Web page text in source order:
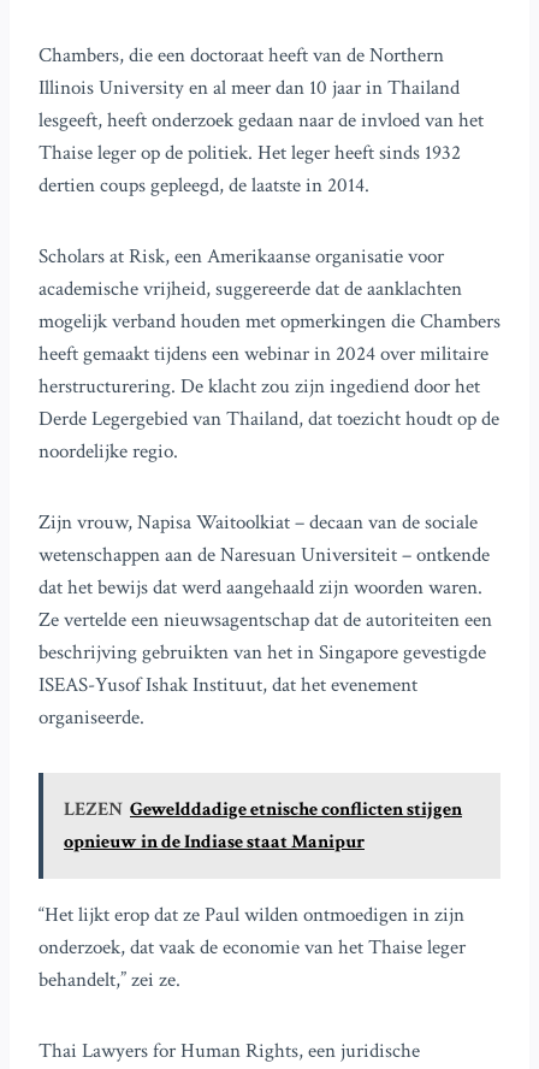
Chambers, die een doctoraat heeft van de Northern
Illinois University en al meer dan 10 jaar in Thailand
lesgeeft, heeft onderzoek gedaan naar de invloed van het
Thaise leger op de politiek. Het leger heeft sinds 1932
dertien coups gepleegd, de laatste in 2014.
Scholars at Risk, een Amerikaanse organisatie voor
academische vrijheid, suggereerde dat de aanklachten
mogelijk verband houden met opmerkingen die Chambers
heeft gemaakt tijdens een webinar in 2024 over militaire
herstructurering. De klacht zou zijn ingediend door het
Derde Legergebied van Thailand, dat toezicht houdt op de
noordelijke regio.
Zijn vrouw, Napisa Waitoolkiat – decaan van de sociale
wetenschappen aan de Naresuan Universiteit – ontkende
dat het bewijs dat werd aangehaald zijn woorden waren.
Ze vertelde een nieuwsagentschap dat de autoriteiten een
beschrijving gebruikten van het in Singapore gevestigde
ISEAS-Yusof Ishak Instituut, dat het evenement
organiseerde.
LEZEN Gewelddadige etnische conflicten stijgen
opnieuw in de Indiase staat Manipur
“Het lijkt erop dat ze Paul wilden ontmoedigen in zijn
onderzoek, dat vaak de economie van het Thaise leger
behandelt,” zei ze.
Thai Lawyers for Human Rights, een juridische